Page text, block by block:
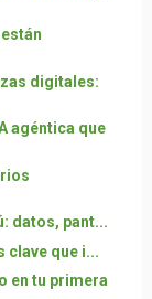
digitales:
agéntica que
datos, pant...
clave que i...
en tu primera